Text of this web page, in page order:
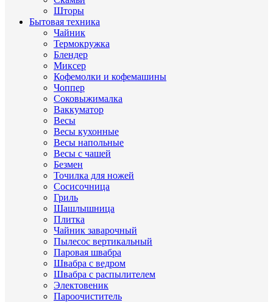
Шторы
Бытовая техника
Чайник
Термокружка
Блендер
Миксер
Кофемолки и кофемашины
Чоппер
Соковыжималка
Ваккуматор
Весы
Весы кухонные
Весы напольные
Весы с чашей
Безмен
Точилка для ножей
Сосисочница
Гриль
Шашлышница
Плитка
Чайник заварочный
Пылесос вертикальный
Паровая швабра
Швабра с ведром
Швабра с распылителем
Электовеник
Пароочиститель